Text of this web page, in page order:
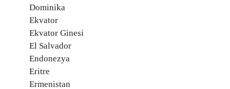
Dominika
Ekvator
Ekvator Ginesi
El Salvador
Endonezya
Eritre
Ermenistan